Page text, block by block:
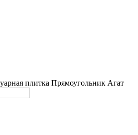
плитка Прямоугольник Агат